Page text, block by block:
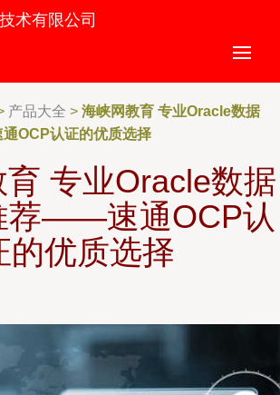
术有限公司
产品大全 > 海峡网教育 专业Oracle数据
OCP认证的优质选择
专业Oracle数据
荐——速通OCP认
的优质选择